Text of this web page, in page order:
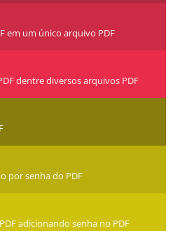
em um único arquivo PDF
dentre diversos arquivos PDF
por senha do PDF
adicionando senha no PDF